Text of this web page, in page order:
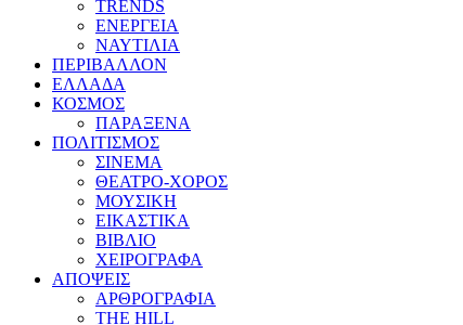
TRENDS
ΕΝΕΡΓΕΙΑ
ΝΑΥΤΙΛΙΑ
ΠΕΡΙΒΑΛΛΟΝ
ΕΛΛΑΔΑ
ΚΟΣΜΟΣ
ΠΑΡΑΞΕΝΑ
ΠΟΛΙΤΙΣΜΟΣ
ΣΙΝΕΜΑ
ΘΕΑΤΡΟ-ΧΟΡΟΣ
ΜΟΥΣΙΚΗ
ΕΙΚΑΣΤΙΚΑ
ΒΙΒΛΙΟ
ΧΕΙΡΟΓΡΑΦΑ
ΑΠΟΨΕΙΣ
ΑΡΘΡΟΓΡΑΦΙΑ
THE HILL